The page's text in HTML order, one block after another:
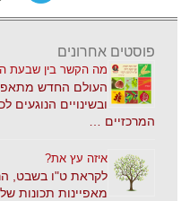
פוסטים אחרונים
מה הקשר בין שבעת
העולם החדש
ובשינויים הנוגעים
המרכזיים …
איזה עץ את?
לקראת ט"ו בשבט,
מאפיינות תכונות